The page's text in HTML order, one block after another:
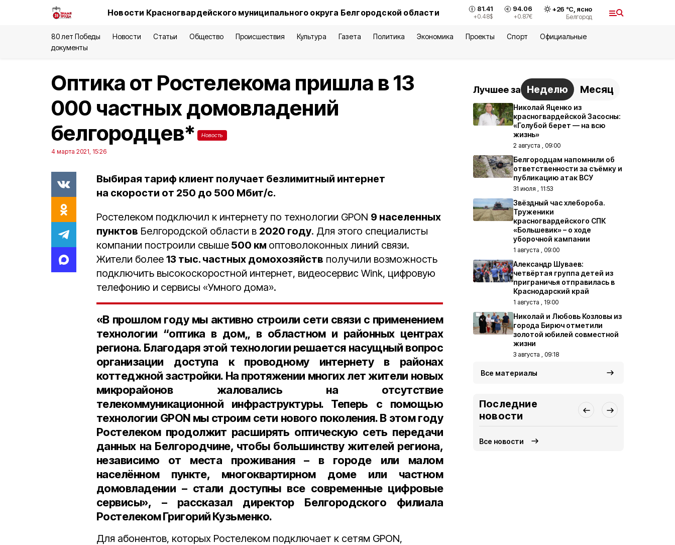
Новости Красногвардейского муниципального округа Белгородской области 81.41
+0.48$
94.06
+0.87€
+26 °С, ясно
Белгород
80 лет Победы Новости Статьи Общество Происшествия Культура Газета Политика Экономика Проекты Спорт
Официальные
документы
Оптика от Ростелекома пришла в 13
000 частных домовладений
белгородцев*
Новость
4 марта 2021, 15:26
Выбирая тариф клиент получает безлимитный интернет
на скорости от 250 до 500 Мбит/с.
Ростелеком подключил к интернету по технологии GPON 9 населенных
пунктов Белгородской области в 2020 году. Для этого специалисты
компании построили свыше 500 км оптоволоконных линий связи.
Жители более 13 тыс. частных домохозяйств получили возможность
подключить высокоскоростной интернет, видеосервис Wink, цифровую
телефонию и сервисы «Умного дома».
«В прошлом году мы активно строили сети связи с применением
технологии “оптика в дом„ в областном и районных центрах
региона. Благодаря этой технологии решается насущный вопрос
организации доступа к проводному интернету в районах
коттеджной застройки. На протяжении многих лет жители новых
микрорайонов жаловались на отсутствие
телекоммуникационной инфраструктуры. Теперь с помощью
технологии GPON мы строим сети нового поколения. В этом году
Ростелеком продолжит расширять оптическую сеть передачи
данных на Белгородчине, чтобы большинству жителей региона,
независимо от места проживания – в городе или малом
населённом пункте, многоквартирном доме или частном
домовладении – стали доступны все современные цифровые
сервисы», – рассказал директор Белгородского филиала
Ростелеком Григорий Кузьменко.
Для абонентов, которых Ростелеком подключает к сетям GPON,
Лучшее за Неделю Месяц
Николай Яценко из
красногвардейской Засосны:
«Голубой берет — на всю
жизнь»
2 августа , 09:00
Белгородцам напомнили об
ответственности за съёмку и
публикацию атак ВСУ
31 июля , 11:53
Звёздный час хлебороба.
Труженики
красногвардейского СПК
«Большевик» – о ходе
уборочной кампании
1 августа , 09:00
Александр Шуваев:
четвёртая группа детей из
приграничья отправилась в
Краснодарский край
1 августа , 19:00
Николай и Любовь Козловы из
города Бирюч отметили
золотой юбилей совместной
жизни
3 августа , 09:18
Все материалы
Последние
новости
Все новости